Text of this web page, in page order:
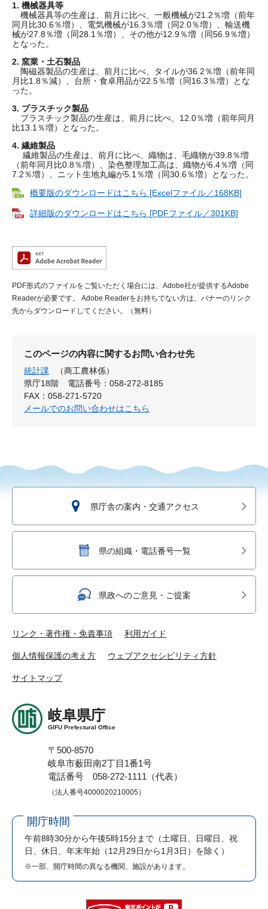
1. 機械器具等
機械器具等の生産は、前月に比べ、一般機械が21.2％増（前年
同月比30.6％増）、電気機械が16.3％増（同2.0％増）、輸送機
械が27.8％増（同28.1％増）、その他が12.9％増（同56.9％増）
となった。
2. 窯業・土石製品
陶磁器製品の生産は、前月に比べ、タイルが36.2％増（前年同
月比1.8％減）、台所・食卓用品が22.5％増（同16.3％増）とな
った。
3. プラスチック製品
プラスチック製品の生産は、前月に比べ、12.0％増（前年同月
比13.1％増）となった。
4. 繊維製品
繊維製品の生産は、前月に比べ、織物は、毛織物が39.8％増
（前年同月比0.8％増）、染色整理加工高は、織物が6.4％増（同
7.2％増）、ニット生地丸編が5.1％増（同30.6％増）となった。
概要版のダウンロードはこちら [Excelファイル／168KB]
詳細版のダウンロードはこちら [PDFファイル／301KB]
PDF形式のファイルをご覧いただく場合には、Adobe社が提供するAdobe
Readerが必要です。
Adobe Readerをお持ちでない方は、バナーのリンク
先からダウンロードしてください。（無料）
このページの内容に関するお問い合わせ先
統計課
（商工農林係）
県庁18階
電話番号：058-272-8185
FAX：058-271-5720
メールでのお問い合わせはこちら
県庁舎の案内・交通アクセス
県の組織・電話番号一覧
県政へのご意見・ご提案
リンク・著作権・免責事項 利用ガイド
個人情報保護の考え方 ウェブアクセシビリティ方針
サイトマップ
岐阜県庁
GIFU Prefectural Office
〒500-8570
岐阜市薮田南2丁目1番1号
電話番号 058-272-1111（代表）
（法人番号4000020210005）
開庁時間
午前8時30分から午後5時15分まで （土曜日、日曜日、祝
日、休日、年末年始（12月29日から1月3日）を除く）
※一部、開庁時間の異なる機関、施設があります。